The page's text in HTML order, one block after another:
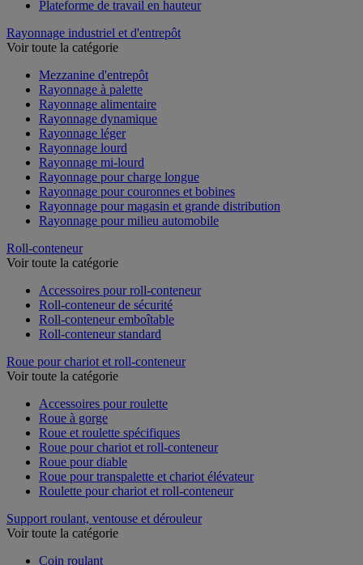
Passerelle
Rayonnage industriel et d'entrepôt
Mezzanine d'entrepôt
Rayonnage à palette
Rayonnage alimentaire
Rayonnage dynamique
Rayonnage léger
Rayonnage lourd
Rayonnage mi-lourd
Rayonnage pour charge longue
Rayonnage pour couronnes et bobines
Rayonnage pour magasin et grande distribution
Roll-conteneur
Accessoires pour roll-conteneur
Roll-conteneur de sécurité
Roll-conteneur emboîtable
Roue pour chariot et roll-conteneur
Accessoires pour roulette
Roue à gorge
Roue et roulette spécifiques
Roue pour chariot et roll-conteneur
Roue pour diable
Roue pour transpalette et chariot élévateur
Support roulant, ventouse et dérouleur